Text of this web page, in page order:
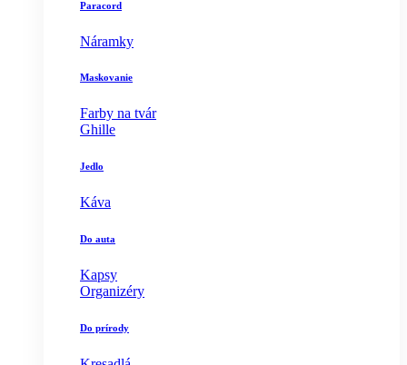
Paracord
Náramky
Maskovanie
Farby na tvár
Ghille
Jedlo
Káva
Do auta
Kapsy
Organizéry
Do prírody